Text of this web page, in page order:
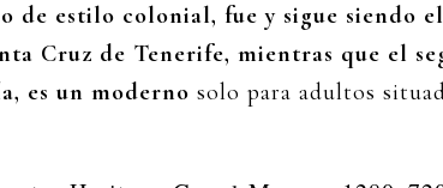
de estilo colonial, fue y sigue siendo
Cruz de Tenerife, mientras que el
es un moderno solo para adultos